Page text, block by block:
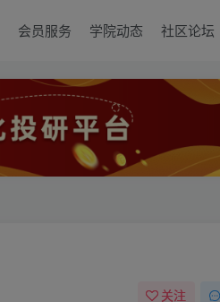
会员服务 学院动态 社区论坛
关注